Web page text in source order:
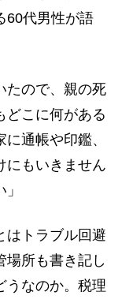
60代男性が語
たので、親の死
どこに何がある
通帳や印鑑、
にもいきません
トラブル回避
場所も書き記し
うなのか。税理